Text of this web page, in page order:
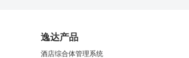
逸达产品
酒店综合体管理系统